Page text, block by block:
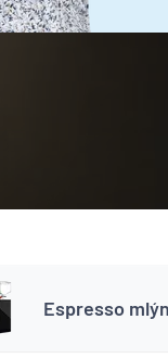
Espresso